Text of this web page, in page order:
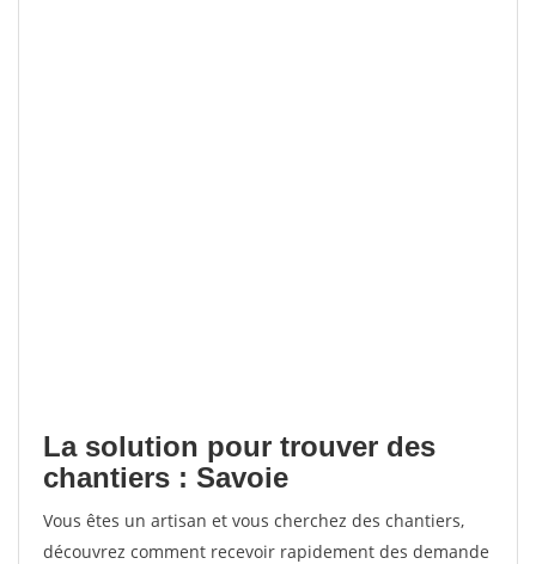
La solution pour trouver des
chantiers : Savoie
Vous êtes un artisan et vous cherchez des chantiers,
découvrez comment recevoir rapidement des demande